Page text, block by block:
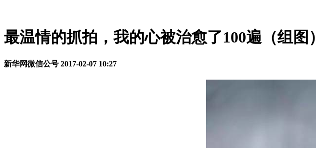
最温情的抓拍，我的心被治愈了100遍（组图）
新华网微信公号 2017-02-07 10:27